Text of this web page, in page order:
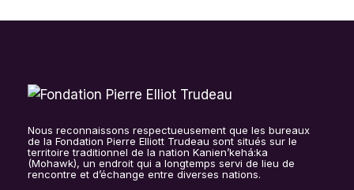
Nous reconnaissons respectueusement que les bureaux
de la Fondation Pierre Elliott Trudeau sont situés sur le
territoire traditionnel de la nation Kanien’kehá:ka
(Mohawk), un endroit qui a longtemps servi de lieu de
rencontre et d’échange entre diverses nations.